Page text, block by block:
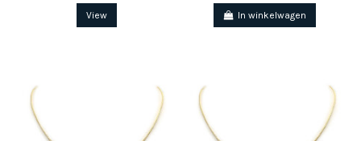
View In winkelwagen